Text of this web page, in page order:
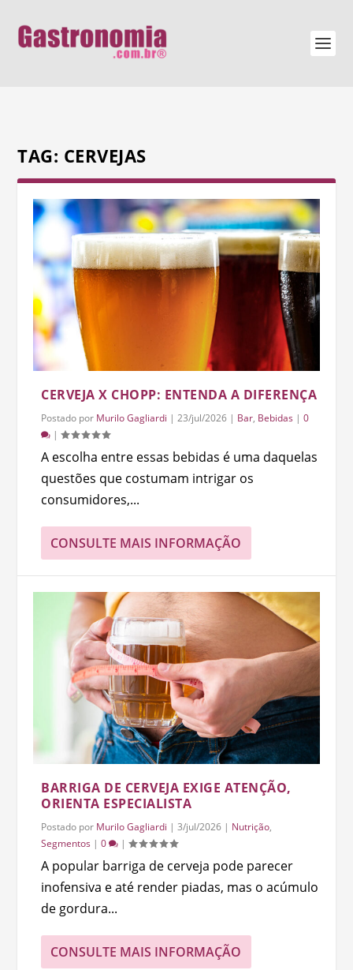
TAG: CERVEJAS
CERVEJA X CHOPP: ENTENDA A DIFERENÇA
Postado por Murilo Gagliardi |23/jul/2026 | Bar, Bebidas |0
|
A escolha entre essas bebidas é uma daquelas
questões que costumam intrigar os
consumidores,...
CONSULTE MAIS INFORMAÇÃO
BARRIGA DE CERVEJA EXIGE ATENÇÃO,
ORIENTA ESPECIALISTA
Postado por Murilo Gagliardi |3/jul/2026 | Nutrição,
Segmentos |0 |
A popular barriga de cerveja pode parecer
inofensiva e até render piadas, mas o acúmulo
de gordura...
CONSULTE MAIS INFORMAÇÃO